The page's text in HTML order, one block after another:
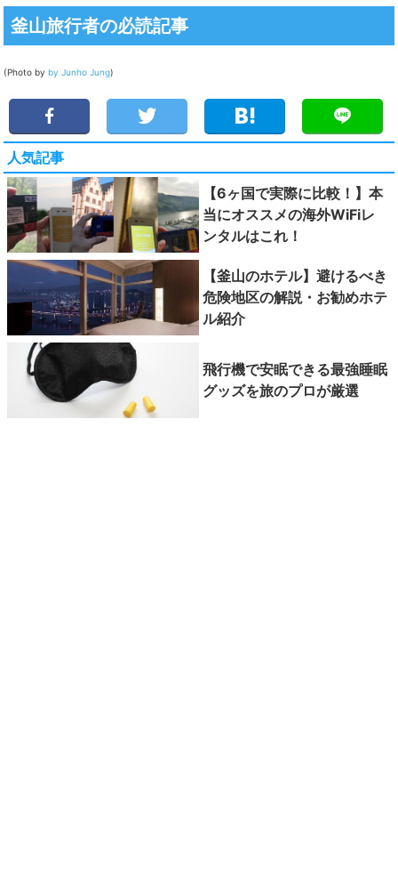
釜山旅行者の必読記事
(Photo by by Junho Jung)
人気記事
【6ヶ国で実際に比較！】本
当にオススメの海外WiFiレ
ンタルはこれ！
【釜山のホテル】避けるべき
危険地区の解説・お勧めホテ
ル紹介
飛行機で安眠できる最強睡眠
グッズを旅のプロが厳選